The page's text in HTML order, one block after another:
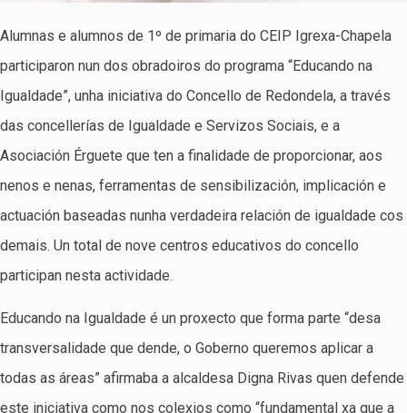
Alumnas e alumnos de 1º de primaria do CEIP Igrexa-Chapela
participaron nun dos obradoiros do programa “Educando na
Igualdade”, unha iniciativa do Concello de Redondela, a través
das concellerías de Igualdade e Servizos Sociais, e a
Asociación Érguete que ten a finalidade de proporcionar, aos
nenos e nenas, ferramentas de sensibilización, implicación e
actuación baseadas nunha verdadeira relación de igualdade cos
demais. Un total de nove centros educativos do concello
participan nesta actividade.
Educando na Igualdade é un proxecto que forma parte “desa
transversalidade que dende, o Goberno queremos aplicar a
todas as áreas” afirmaba a alcaldesa Digna Rivas quen defende
este iniciativa como nos colexios como “fundamental xa que a